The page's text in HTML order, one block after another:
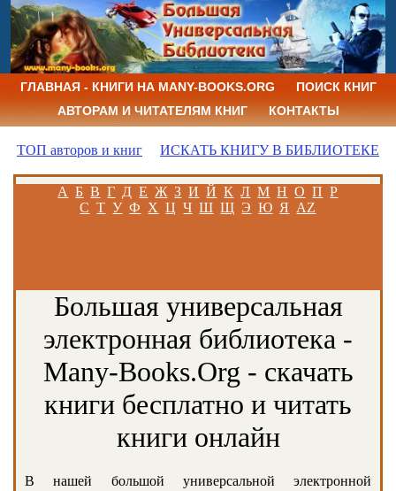
ГЛАВНАЯ - КНИГИ НА MANY-BOOKS.ORG
ПОИСК КНИГ
АВТОРАМ И ЧИТАТЕЛЯМ КНИГ
КОНТАКТЫ
ТОП авторов и книг ИСКАТЬ КНИГУ В БИБЛИОТЕКЕ
А Б В Г Д Е Ж З И Й К Л М Н О П Р
С Т У Ф Х Ц Ч Ш Щ Э Ю Я AZ
Большая универсальная
электронная библиотека -
Many-Books.Org - скачать
книги бесплатно и читать
книги онлайн
В нашей большой универсальной электронной